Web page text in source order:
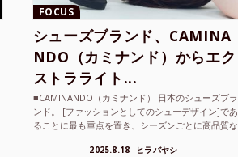
FOCUS
シューズブランド、CAMINA
NDO（カミナンド）からエク
ストラライト...
■CAMINANDO（カミナンド） 日本のシューズブラ
ンド。 [ファッションとしてのシューデザイン]であ
ることに最も重点を置き、シーズンごとに高品質な
2025.8.18 ヒラバヤシ